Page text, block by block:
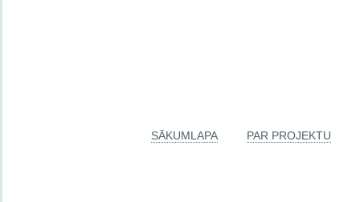
SĀKUMLAPA PAR PROJEKTU